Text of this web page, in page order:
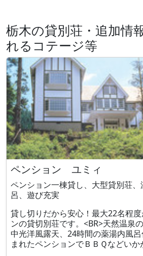
栃木の貸別荘・追加情
れるコテージ等
ペンション ユミィ
ペンション一棟貸し、大型貸別荘
呂、遊び充実
貸し切りだから安心！最大22名程
ンの貸切別荘です。<BR>天然温泉
中光洋風露天、24時間の薬湯内風
まれたペンションでＢＢＱなどい